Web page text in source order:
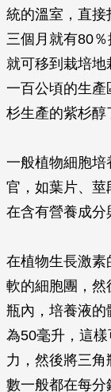
統的溫室，直接
三個月就有80
就可移到栽培
一百公頃的生產
杉生產的紫杉醇
一般植物細胞培
官，如葉片、莖
在含有營養成分
在植物生長激素
軟的細胞團，然
瓶內，培養液的
為50毫升，這
力，然後將三
數一般都在每分